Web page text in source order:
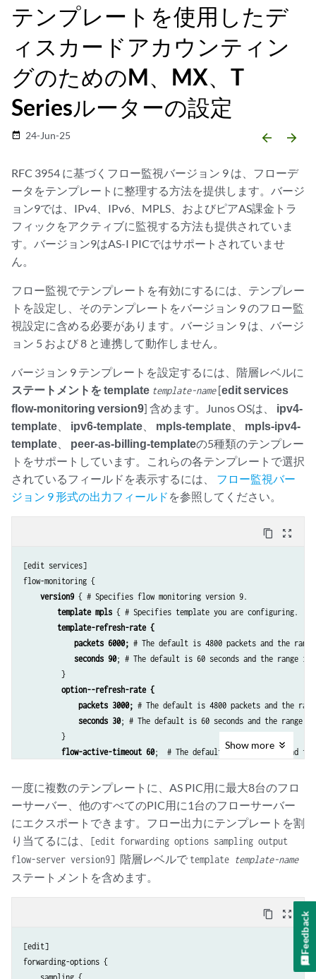
テンプレートを使用したデ
ィスカードアカウンティン
グのためのM、MX、T
Seriesルーターの設定
date_range 24-Jun-25 arrow_backward arrow_forward
RFC 3954 に基づくフロー監視バージョン 9 は、フローデ
ータをテンプレートに整理する方法を提供します。バージ
ョン9では、IPv4、IPv6、MPLS、およびピアAS課金トラ
フィックをアクティブに監視する方法も提供されていま
す。バージョン9はAS-I PICではサポートされていませ
ん。
フロー監視でテンプレートを有効にするには、テンプレー
トを設定し、そのテンプレートをバージョン 9 のフロー監
視設定に含める必要があります。バージョン 9 は、バージ
ョン 5 および 8 と連携して動作しません。
バージョン 9 テンプレートを設定するには、階層レベルに
ステートメントを template template-name[edit services
flow-monitoring version9] 含めます。Junos OSは、 ipv4-
template
ipv6-template mpls-template
mpls-ipv4-
template
peer-as-billing-templateの5種類のテンプレー
トをサポートしています。これらの各テンプレートで選択
されているフィールドを表示するには、 フロー監視バー
ジョン 9 形式の出力フィールド を参照してください。
content_copy zoom_out_map
[edit services]
flow-monitoring {
version9 { # Specifies flow monitoring version 9.
template mpls { # Specifies template you are configuring.
template-refresh-rate {
packets 6000; # The default is 4800 packets and the
seconds 90; # The default is 60 seconds and the range is
         }
option--refresh-rate {
packets 3000; # The default is 4800 packets and the
seconds 30; # The default is 60 seconds and the range is
         }
flow-active-timeout 60;  # The default is 60 seconds and
template-refresh-rate seconds 10; # The default is 600
mpls-template
label-positions
[1 | 2 | 3]; # Specifies label position
         }
     }
}
Show more
一度に複数のテンプレートに、AS PIC用に最大8台のフロ
ーサーバー、他のすべてのPIC用に1台のフローサーバー
にエクスポートできます。フロー出力にテンプレートを割
り当てるには、
[edit forwarding options sampling output
flow-server version9] 階層レベルで template template-name
ステートメントを含めます。
content_copy zoom_out_map
[edit]
forwarding-options {
Feedback